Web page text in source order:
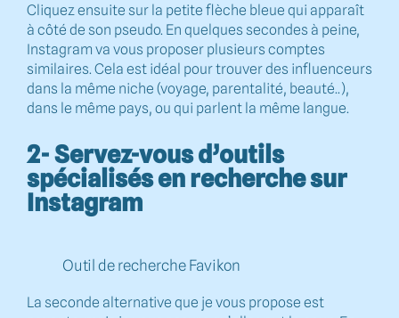
Cliquez ensuite sur la petite flèche bleue qui apparaît
à côté de son pseudo. En quelques secondes à peine,
Instagram va vous proposer plusieurs comptes
similaires. Cela est idéal pour trouver des influenceurs
dans la même niche (voyage, parentalité, beauté..),
dans le même pays, ou qui parlent la même langue.
2- Servez-vous d’outils
spécialisés en recherche sur
Instagram
Outil de recherche Favikon
La seconde alternative que je vous propose est